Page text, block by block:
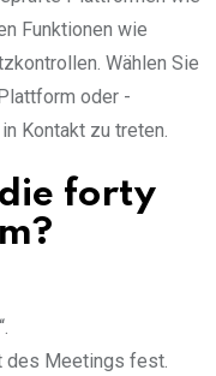
Funktionen wie
Wählen Sie
oder -
Kontakt zu treten.
forty
des Meetings fest.